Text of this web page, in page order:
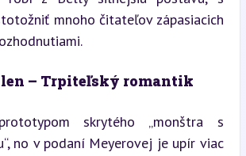
mnoho čitateľov zápasiacich
– Trpiteľský romantik
skrytého „monštra s
no v podaní Meyerovej je upír viac